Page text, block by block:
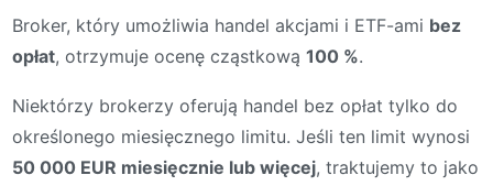
Broker, który umożliwia handel akcjami i ETF-ami bez
opłat, otrzymuje ocenę cząstkową 100 %.
Niektórzy brokerzy oferują handel bez opłat tylko do
określonego miesięcznego limitu. Jeśli ten limit wynosi
50 000 EUR miesięcznie lub więcej, traktujemy to jako